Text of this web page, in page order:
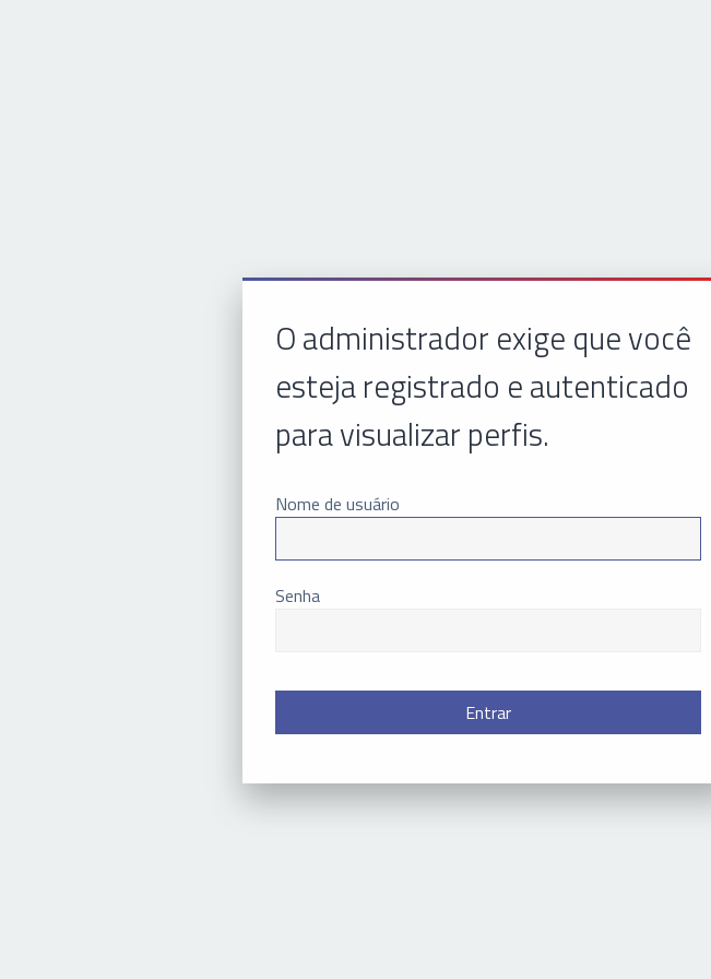
O administrador exige que você
esteja registrado e autenticado
para visualizar perfis.
Nome de usuário
Senha